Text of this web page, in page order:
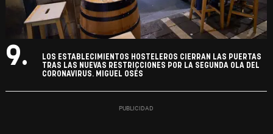
9.
LOS ESTABLECIMIENTOS HOSTELEROS CIERRAN LAS PUERTAS
TRAS LAS NUEVAS RESTRICCIONES POR LA SEGUNDA OLA DEL
CORONAVIRUS. MIGUEL OSÉS